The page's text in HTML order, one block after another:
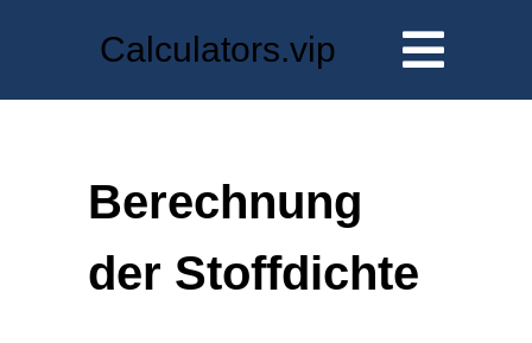
Calculators.vip
Berechnung
der Stoffdichte